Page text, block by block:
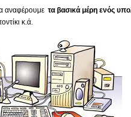
αναφέρουμε τα βασικά μέρη ενός
κ.ά.